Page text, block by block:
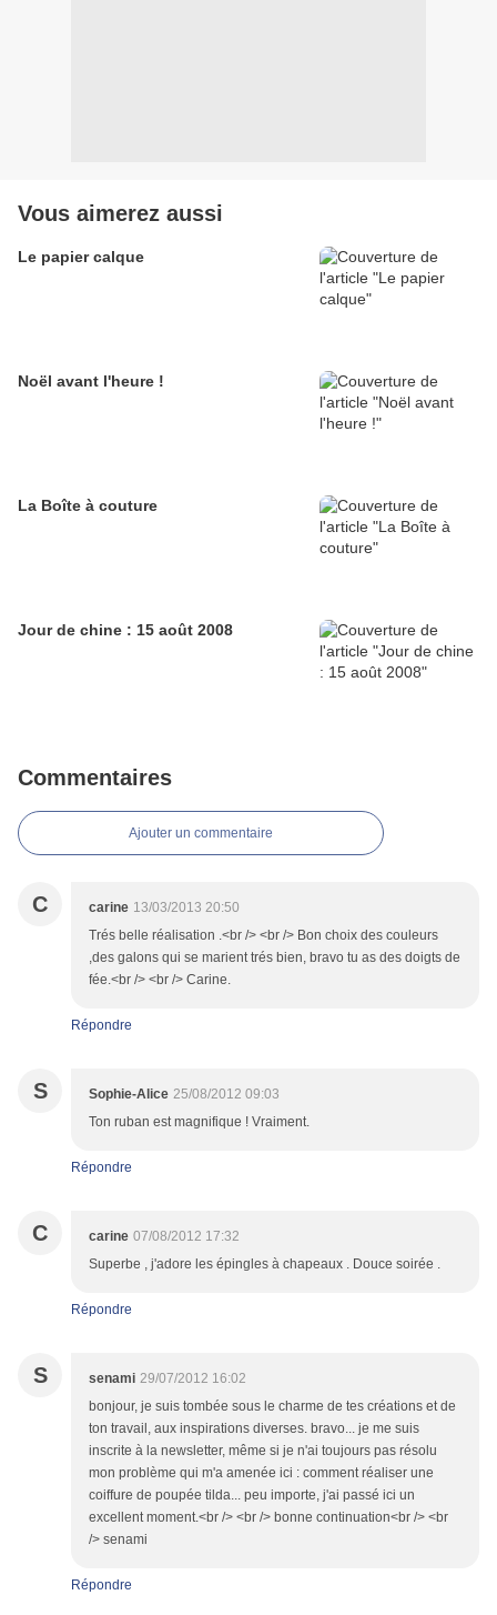
Vous aimerez aussi
Le papier calque
Noël avant l'heure !
La Boîte à couture
Jour de chine : 15 août 2008
Commentaires
Ajouter un commentaire
C carine 13/03/2013 20:50
Trés belle réalisation .<br /> <br /> Bon choix des couleurs
,des galons qui se marient trés bien, bravo tu as des doigts de
fée.<br /> <br /> Carine.
Répondre
S Sophie-Alice 25/08/2012 09:03
Ton ruban est magnifique ! Vraiment.
Répondre
C carine 07/08/2012 17:32
Superbe , j'adore les épingles à chapeaux . Douce soirée .
Répondre
S senami 29/07/2012 16:02
bonjour, je suis tombée sous le charme de tes créations et de
ton travail, aux inspirations diverses. bravo... je me suis
inscrite à la newsletter, même si je n'ai toujours pas résolu
mon problème qui m'a amenée ici : comment réaliser une
coiffure de poupée tilda... peu importe, j'ai passé ici un
excellent moment.<br /> <br /> bonne continuation<br /> <br
/> senami
Répondre